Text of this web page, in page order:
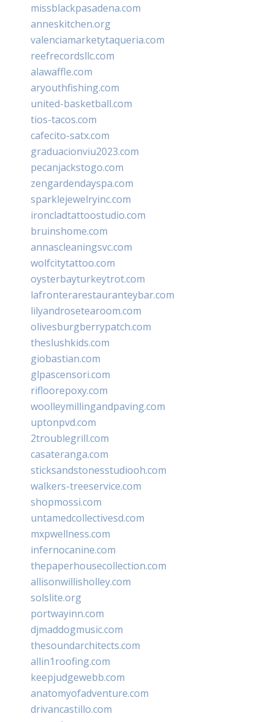
missblackpasadena.com
anneskitchen.org
valenciamarketytaqueria.com
reefrecordsllc.com
alawaffle.com
aryouthfishing.com
united-basketball.com
tios-tacos.com
cafecito-satx.com
graduacionviu2023.com
pecanjackstogo.com
zengardendayspa.com
sparklejewelryinc.com
ironcladtattoostudio.com
bruinshome.com
annascleaningsvc.com
wolfcitytattoo.com
oysterbayturkeytrot.com
lafronterarestauranteybar.com
lilyandrosetearoom.com
olivesburgberrypatch.com
theslushkids.com
giobastian.com
glpascensori.com
rifloorepoxy.com
woolleymillingandpaving.com
uptonpvd.com
2troublegrill.com
casateranga.com
sticksandstonesstudiooh.com
walkers-treeservice.com
shopmossi.com
untamedcollectivesd.com
mxpwellness.com
infernocanine.com
thepaperhousecollection.com
allisonwillisholley.com
solslite.org
portwayinn.com
djmaddogmusic.com
thesoundarchitects.com
allin1roofing.com
keepjudgewebb.com
anatomyofadventure.com
drivancastillo.com